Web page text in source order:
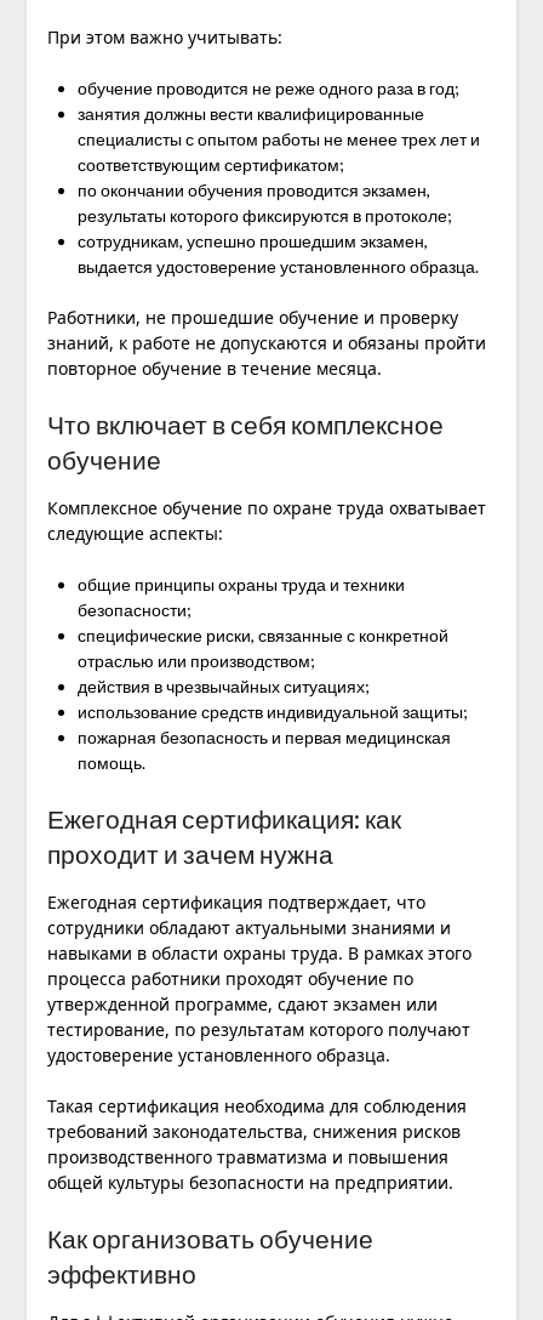
При этом важно учитывать:
обучение проводится не реже одного раза в год;
занятия должны вести квалифицированные
специалисты с опытом работы не менее трех лет и
соответствующим сертификатом;
по окончании обучения проводится экзамен,
результаты которого фиксируются в протоколе;
сотрудникам, успешно прошедшим экзамен,
выдается удостоверение установленного образца.
Работники, не прошедшие обучение и проверку
знаний, к работе не допускаются и обязаны пройти
повторное обучение в течение месяца.
Что включает в себя комплексное
обучение
Комплексное обучение по охране труда охватывает
следующие аспекты:
общие принципы охраны труда и техники
безопасности;
специфические риски, связанные с конкретной
отраслью или производством;
действия в чрезвычайных ситуациях;
использование средств индивидуальной защиты;
пожарная безопасность и первая медицинская
помощь.
Ежегодная сертификация: как
проходит и зачем нужна
Ежегодная сертификация подтверждает, что
сотрудники обладают актуальными знаниями и
навыками в области охраны труда. В рамках этого
процесса работники проходят обучение по
утвержденной программе, сдают экзамен или
тестирование, по результатам которого получают
удостоверение установленного образца.
Такая сертификация необходима для соблюдения
требований законодательства, снижения рисков
производственного травматизма и повышения
общей культуры безопасности на предприятии.
Как организовать обучение
эффективно